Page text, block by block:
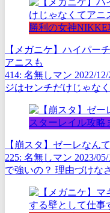
勝利の女神NIKKE
【メガニケ】ハイパー
アニスも
414: 名無しマン 2022/
ジはセンチだけじゃな
スターレイル攻略
【崩スタ】ゼーレなん
225: 名無しマン 2023/
で強いの？ 理由づけな